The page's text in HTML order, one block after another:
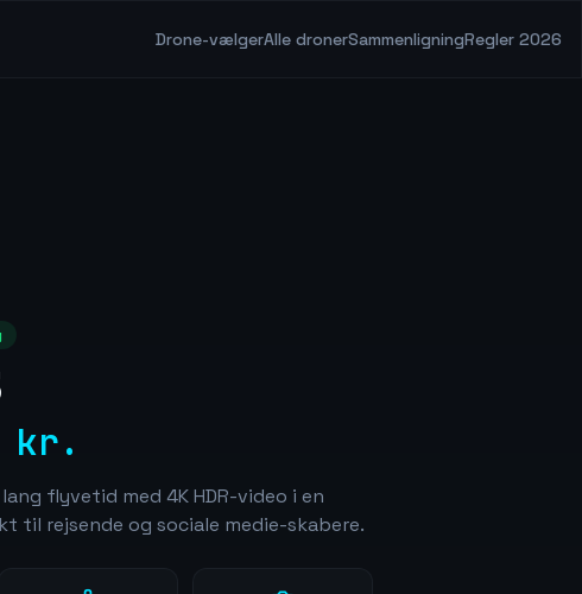
Drone-vælgerAlle dronerSammenligningRegler 2026
kr.
flyvetid med 4K HDR-video i en
til rejsende og sociale medie-skabere.